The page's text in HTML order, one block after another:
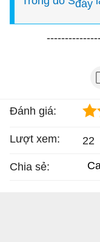
đáy
Đánh giá:
Lượt xem: 22
Chia sẻ: